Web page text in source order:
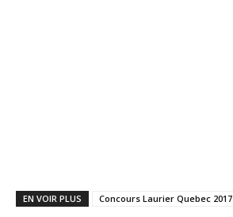
EN VOIR PLUS Concours Laurier Quebec 2017